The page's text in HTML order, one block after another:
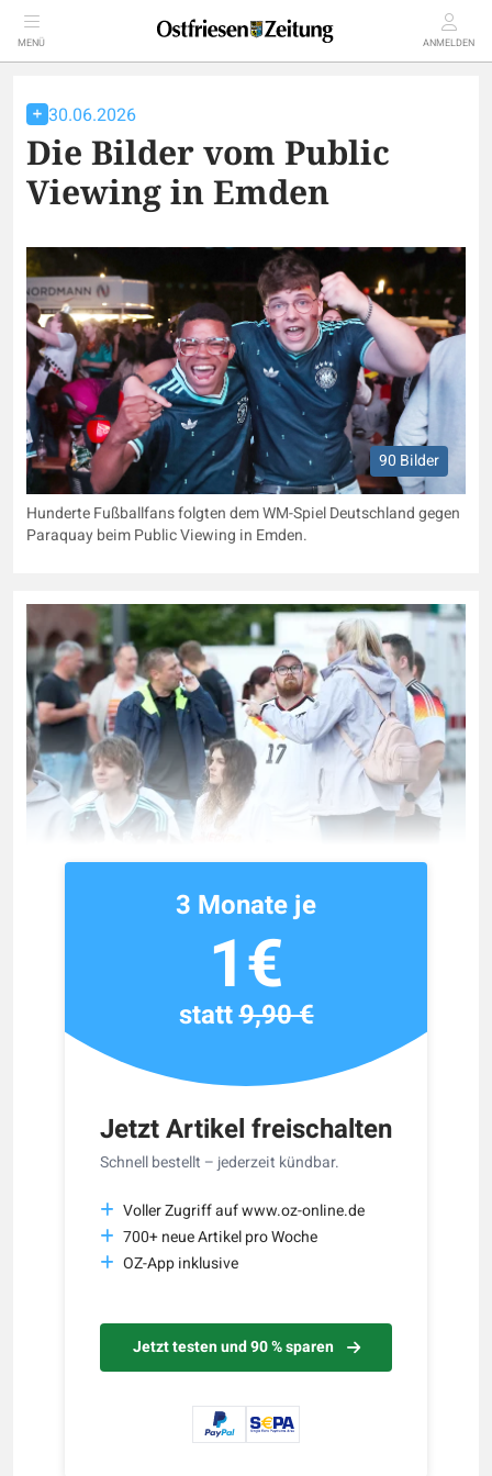
MENÜ ANMELDEN
30.06.2026
Die Bilder vom Public
Viewing in Emden
90 Bilder
Hunderte Fußballfans folgten dem WM-Spiel Deutschland gegen
Paraquay beim Public Viewing in Emden.
Jetzt Artikel freischalten
Schnell bestellt – jederzeit kündbar.
Voller Zugriff auf www.oz-online.de
700+ neue Artikel pro Woche
OZ-App inklusive
Jetzt testen und 90 % sparen
3 Monate je
1€
statt9,90 €